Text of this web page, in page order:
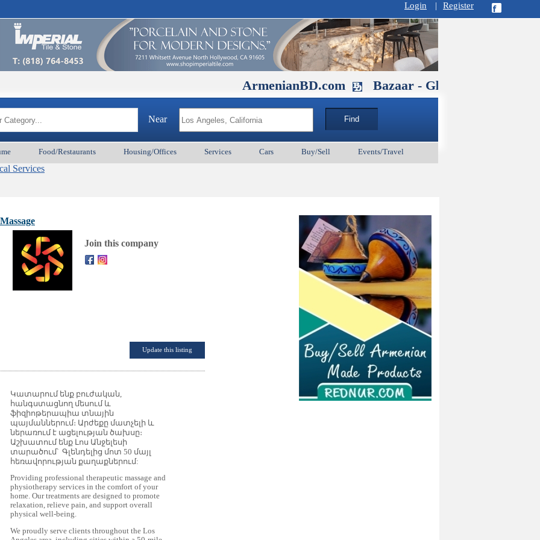
Login | Register
ArmenianBD.com Bazaar - Glendale , CA August
Near
Food/Restaurants Housing/Offices Services Cars Buy/Sell Events/Travel
Services
Join this company
Update this listing
Կատարում ենք բուժական,
հանգստացնող մեսում և
ֆիզիոթերապիա տնային
պայմաններում։ Արժեքը մատչելի և
ներառում է ացելության ծախսը։
Աշխատում ենք Լոս Անջելեսի
տարածում՝ Գլենդելից մոտ 50 մայլ
հեռավորության քաղաքներում:
Providing professional therapeutic massage and
physiotherapy services in the comfort of your
home. Our treatments are designed to promote
relaxation, relieve pain, and support overall
physical well-being.
We proudly serve clients throughout the Los